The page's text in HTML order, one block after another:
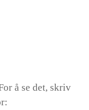
å se det, skriv